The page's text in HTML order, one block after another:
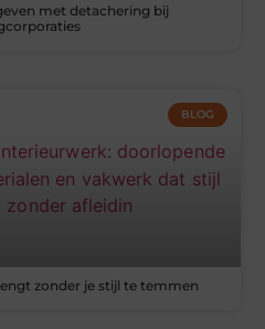
met detachering bij
BLOG
zonder je stijl te temmen